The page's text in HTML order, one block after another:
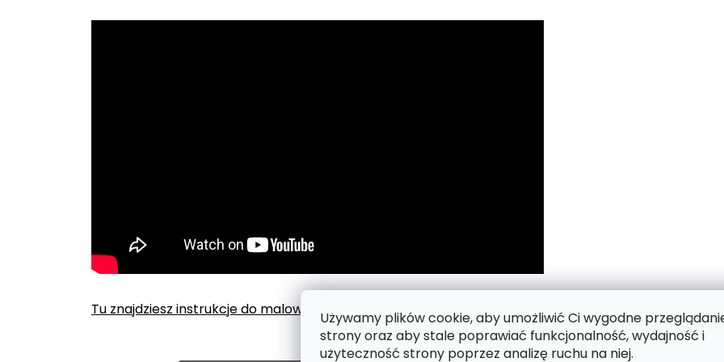
Używamy plików cookie, aby umożliwić Ci wygodne
strony oraz aby stale poprawiać funkcjonalność, wydajność i
użyteczność strony poprzez analizę ruchu na niej.
Tu znajdziesz instrukcje do malowania po numerach.